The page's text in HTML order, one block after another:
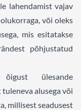
lahendamist vajav
või oleks
mis esitatakse
põhjustatud
ülesande
alusega või
millisest seadusest